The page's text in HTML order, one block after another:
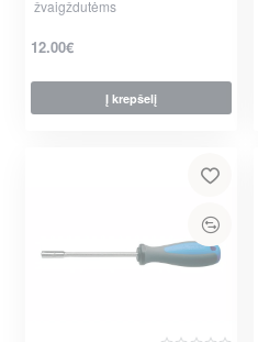
žvaigždutėms
12.00€
Į krepšelį